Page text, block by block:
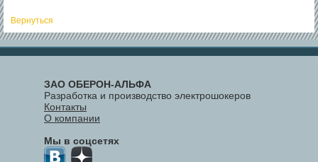
Вернуться
ЗАО ОБЕРОН-АЛЬФА
Разработка и производство электрошокеров
Контакты
О компании
Мы в соцсетях